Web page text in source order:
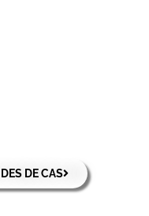
DE CAS